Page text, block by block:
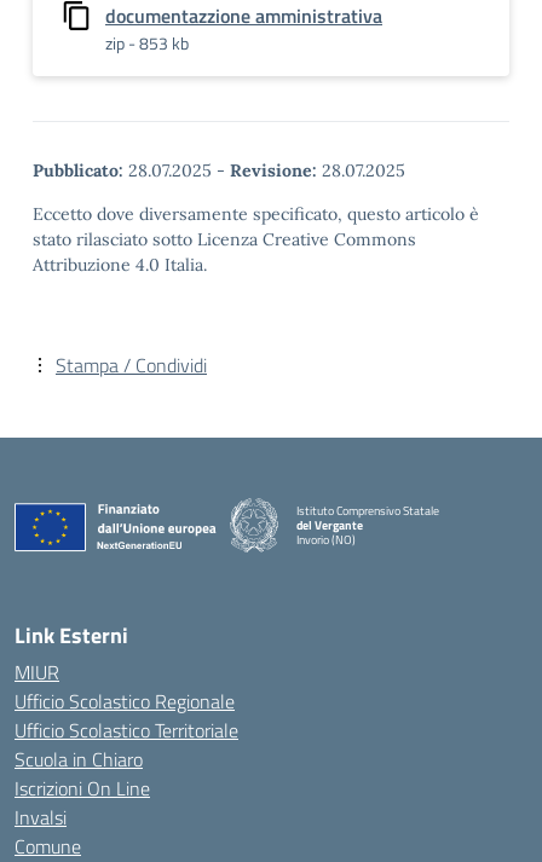
documentazzione amministrativa
zip - 853 kb
Pubblicato: 28.07.2025 - Revisione: 28.07.2025
Eccetto dove diversamente specificato, questo articolo è
stato rilasciato sotto Licenza Creative Commons
Attribuzione 4.0 Italia.
Stampa / Condividi
Istituto Comprensivo Statale
del Vergante
Invorio (NO)
Link Esterni
MIUR
Ufficio Scolastico Regionale
Ufficio Scolastico Territoriale
Scuola in Chiaro
Iscrizioni On Line
Invalsi
Comune